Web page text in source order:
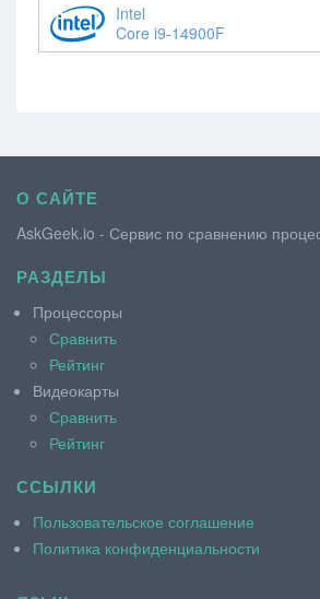
Intel
Core i9-14900F
О САЙТЕ
AskGeek.io - Сервис по сравнению
РАЗДЕЛЫ
Процессоры
Сравнить
Рейтинг
Видеокарты
Сравнить
Рейтинг
ССЫЛКИ
Пользовательское соглашение
Политика конфиденциальности